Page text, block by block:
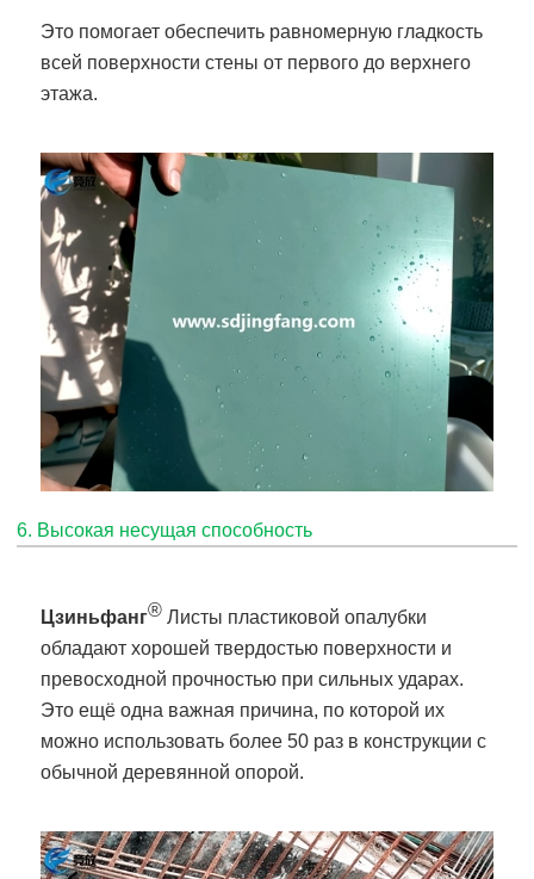
Это помогает обеспечить равномерную гладкость
всей поверхности стены от первого до верхнего
этажа.
6. Высокая несущая способность
Цзиньфанг® Листы пластиковой опалубки
обладают хорошей твердостью поверхности и
превосходной прочностью при сильных ударах.
Это ещё одна важная причина, по которой их
можно использовать более 50 раз в конструкции с
обычной деревянной опорой.